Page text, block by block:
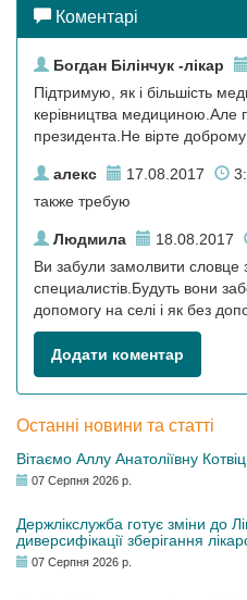
Коментарі
Богдан Білінчук -лікар
Підтримую, як і більшість
керівництва медициною.Але
президента.Не вірте доброму
алекс 17.08.2017
также требую
Людмила 18.08.2017
Ви забули замолвити словце
специалистів.Будуть вони
допомогу на селі і як без
Додати коментар
Останні новини та статті
Вітаємо Аллу Анатоліївну
07 Серпня 2026 р.
Держлікслужба готує зміни до
диверсифікації зберігання
07 Серпня 2026 р.